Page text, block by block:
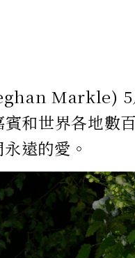
Markle) 5
和世界各地數
遠的愛。